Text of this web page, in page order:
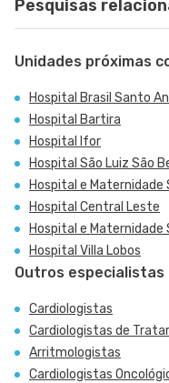
Pesquisas
Unidades próximas
Hospital Brasil Santo
Hospital Bartira
Hospital Ifor
Hospital São Luiz São
Hospital e Maternidade
Hospital Central Leste
Hospital e Maternidade
Hospital Villa Lobos
Outros especialistas
Cardiologistas
Cardiologistas de
Arritmologistas
Cardiologistas